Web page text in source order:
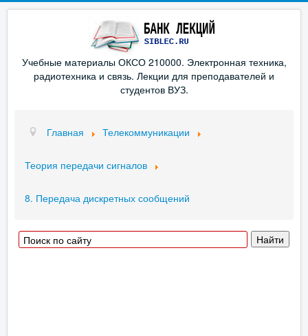
Учебные материалы ОКСО 210000. Электронная техника,
радиотехника и связь. Лекции для преподавателей и
студентов ВУЗ.
Главная Телекоммуникации
Теория передачи сигналов
8. Передача дискретных сообщений